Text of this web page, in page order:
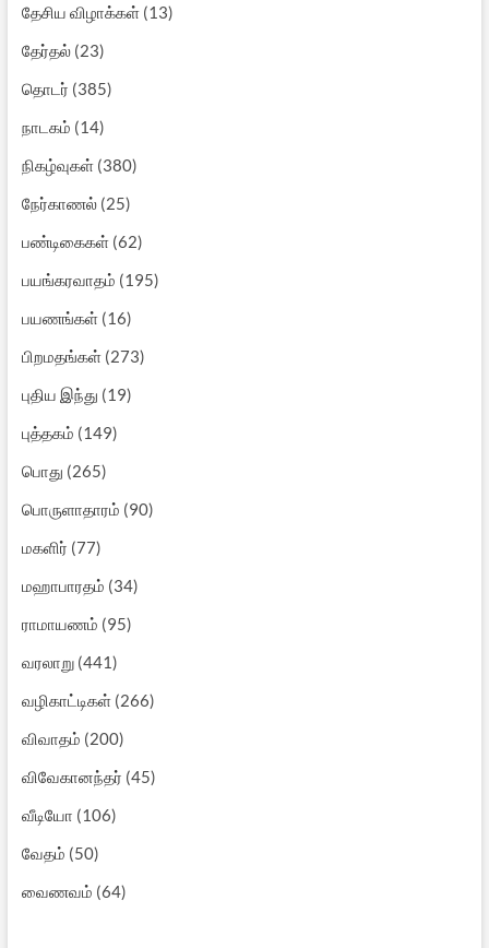
தேசிய விழாக்கள்(13)
தேர்தல்(23)
தொடர் (385)
நாடகம் (14)
நிகழ்வுகள்(380)
நேர்காணல்(25)
பண்டிகைகள்(62)
பயங்கரவாதம் (195)
பயணங்கள்(16)
பிறமதங்கள்(273)
புதிய இந்து (19)
புத்தகம் (149)
பொது (265)
பொருளாதாரம் (90)
மகளிர் (77)
மஹாபாரதம் (34)
ராமாயணம் (95)
வரலாறு(441)
வழிகாட்டிகள்(266)
விவாதம் (200)
விவேகானந்தர் (45)
வீடியோ (106)
வேதம் (50)
வைணவம் (64)